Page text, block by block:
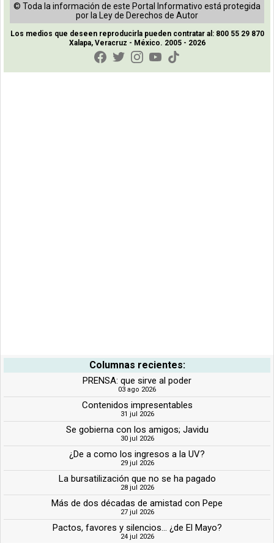
© Toda la información de este Portal Informativo está protegida
por la Ley de Derechos de Autor
Los medios que deseen reproducirla pueden contratar al: 800 55 29 870
Xalapa, Veracruz - México. 2005 - 2026
Columnas recientes:
PRENSA: que sirve al poder
03 ago 2026
Contenidos impresentables
31 jul 2026
Se gobierna con los amigos; Javidu
30 jul 2026
¿De a como los ingresos a la UV?
29 jul 2026
La bursatilización que no se ha pagado
28 jul 2026
Más de dos décadas de amistad con Pepe
27 jul 2026
Pactos, favores y silencios... ¿de El Mayo?
24 jul 2026